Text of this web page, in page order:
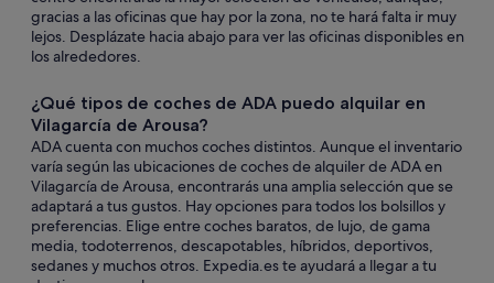
gracias a las oficinas que hay por la zona, no te hará falta ir muy
lejos. Desplázate hacia abajo para ver las oficinas disponibles en
los alrededores.
¿Qué tipos de coches de ADA puedo alquilar en
Vilagarcía de Arousa?
ADA cuenta con muchos coches distintos. Aunque el inventario
varía según las ubicaciones de coches de alquiler de ADA en
Vilagarcía de Arousa, encontrarás una amplia selección que se
adaptará a tus gustos. Hay opciones para todos los bolsillos y
preferencias. Elige entre coches baratos, de lujo, de gama
media, todoterrenos, descapotables, híbridos, deportivos,
sedanes y muchos otros. Expedia.es te ayudará a llegar a tu